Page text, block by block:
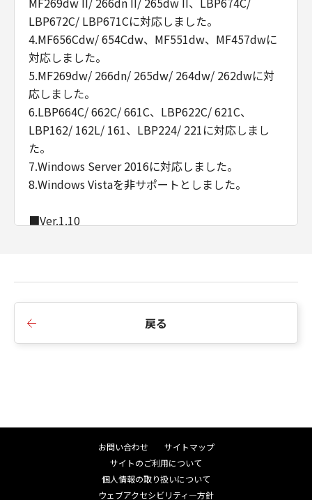
LBP672C/ LBP671Cに対応しました。
4.MF656Cdw/ 654Cdw、MF551dw、MF457dwに
対応しました。
5.MF269dw/ 266dn/ 265dw/ 264dw/ 262dwに対
応しました。
6.LBP664C/ 662C/ 661C、LBP622C/ 621C、
LBP162/ 162L/ 161、LBP224/ 221に対応しまし
た。
7.Windows Server 2016に対応しました。
8.Windows Vistaを非サポートとしました。
■Ver.1.10
戻る
お問い合わせ
サイトマップ
サイトのご利用について
個人情報の取り扱いについて
ウェブアクセシビリティ―方針